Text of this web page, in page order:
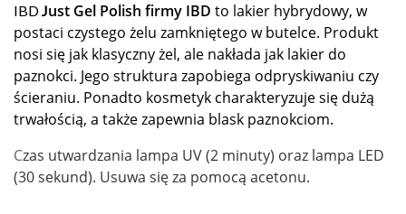
IBDJust Gel Polish firmy IBD to lakier hybrydowy, w
postaci czystego żelu zamkniętego w butelce. Produkt
nosi się jak klasyczny żel, ale nakłada jak lakier do
paznokci. Jego struktura zapobiega odpryskiwaniu czy
ścieraniu. Ponadto kosmetyk charakteryzuje się dużą
trwałością, a także zapewnia blask paznokciom.
Czas utwardzania lampa UV (2 minuty) oraz lampa LED
(30 sekund). Usuwa się za pomocą acetonu.